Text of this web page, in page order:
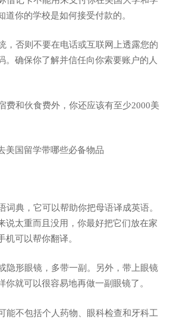
道你的学校是如何接受付款的。
，否则不要在电话或互联网上透露您的
。确保你了解并信任向你索要账户的人
费和伙食费外，你还应该有至少2000美
词典，它可以帮助你把母语译成英语。
说太重而且没用，你最好把它们放在家
机可以帮你翻译。
隐形眼镜，多带一副。另外，带上眼镜
你就可以很容易地再做一副眼镜了。
能不包括个人药物、眼科检查和牙科工